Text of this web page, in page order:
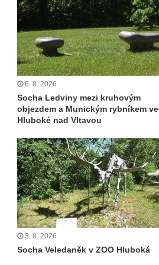
6. 8. 2026
Socha Ledviny mezi kruhovým
objezdem a Munickým rybníkem ve
Hluboké nad Vltavou
3. 8. 2026
Socha Veledaněk v ZOO Hluboká